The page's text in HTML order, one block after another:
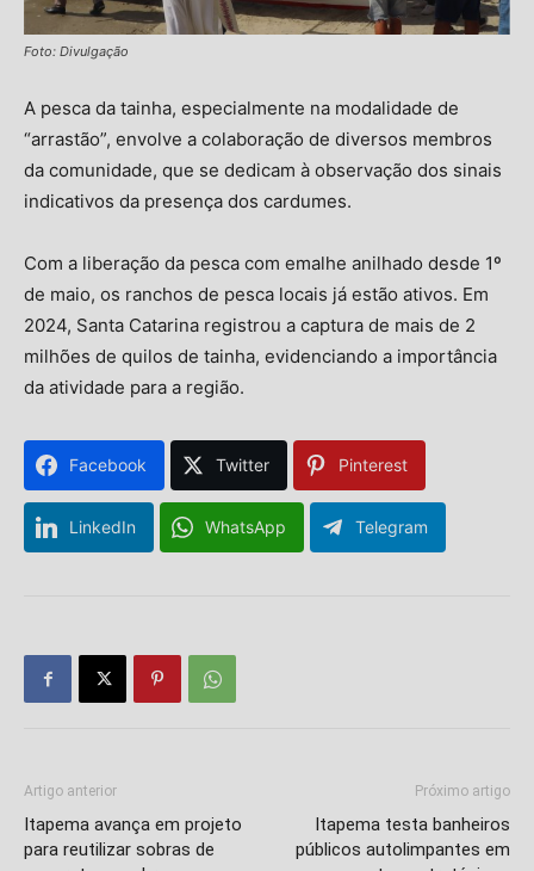
Foto: Divulgação
A pesca da tainha, especialmente na modalidade de
“arrastão”, envolve a colaboração de diversos membros
da comunidade, que se dedicam à observação dos sinais
indicativos da presença dos cardumes.
Com a liberação da pesca com emalhe anilhado desde 1º
de maio, os ranchos de pesca locais já estão ativos. Em
2024, Santa Catarina registrou a captura de mais de 2
milhões de quilos de tainha, evidenciando a importância
da atividade para a região.
Facebook Twitter Pinterest
LinkedIn WhatsApp Telegram
Artigo anterior
Itapema avança em projeto
para reutilizar sobras de
Próximo artigo
Itapema testa banheiros
públicos autolimpantes em